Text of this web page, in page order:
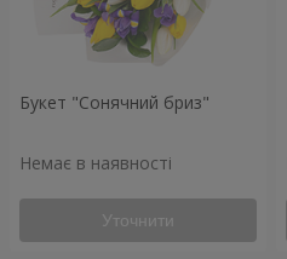
Букет "Сонячний бриз"
Немає в наявності
Уточнити